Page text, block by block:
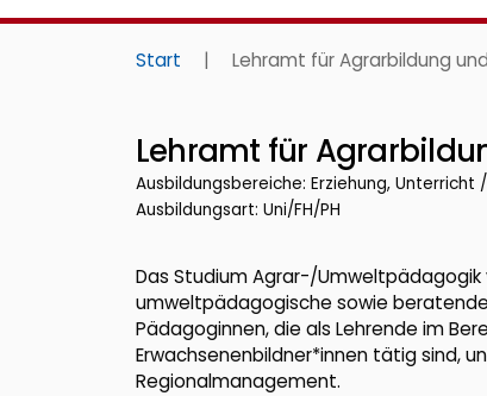
Start | Lehramt für Agrarbildung
Lehramt für
Ausbildungsbereiche: Erziehung,
Ausbildungsart: Uni/FH/PH
Das Studium Agrar-/
umweltpädagogische sowie
Pädagoginnen, die als Lehrende im
Erwachsenenbildner*innen tätig sind,
Regionalmanagement.